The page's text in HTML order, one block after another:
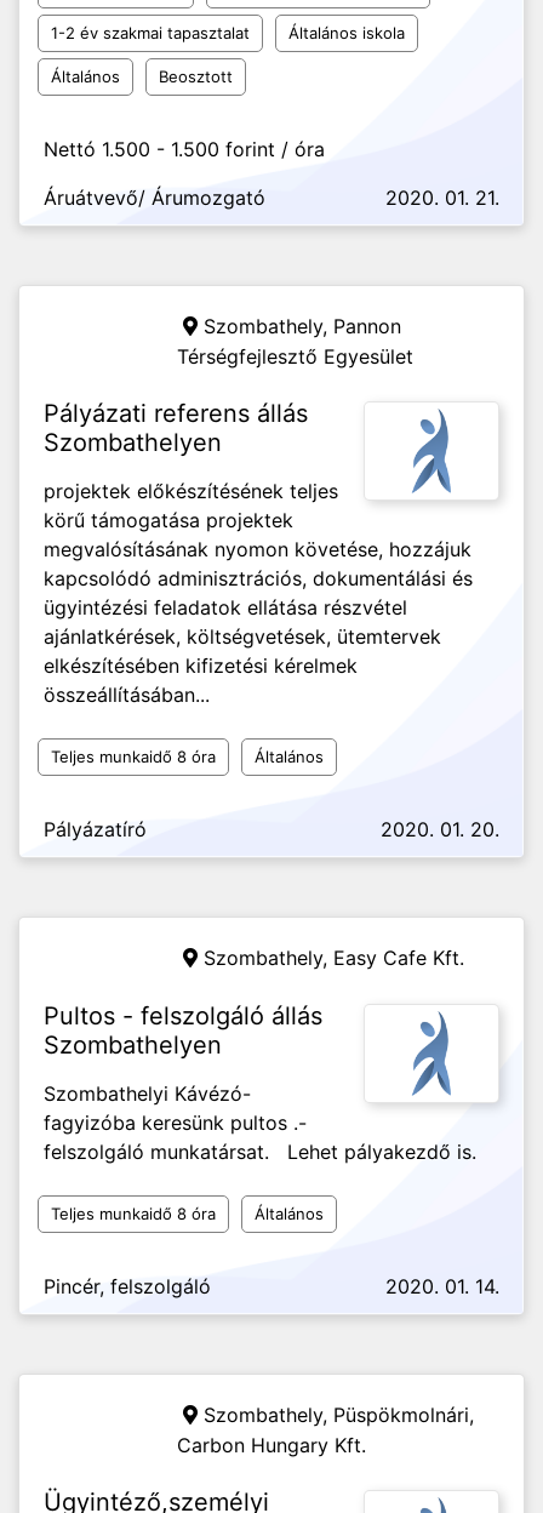
1-2 év szakmai tapasztalat Általános iskola
Általános Beosztott
Nettó 1.500 - 1.500 forint / óra
Áruátvevő/ Árumozgató
2020. 01. 21.
Szombathely, Pannon
Térségfejlesztő Egyesület
Pályázati referens állás
Szombathelyen
projektek előkészítésének teljes
körű támogatása projektek
megvalósításának nyomon követése, hozzájuk
kapcsolódó adminisztrációs, dokumentálási és
ügyintézési feladatok ellátása részvétel
ajánlatkérések, költségvetések, ütemtervek
elkészítésében kifizetési kérelmek
összeállításában...
Teljes munkaidő 8 óra Általános
Pályázatíró 2020. 01. 20.
Szombathely, Easy Cafe Kft.
Pultos - felszolgáló állás
Szombathelyen
Szombathelyi Kávézó-
fagyizóba keresünk pultos .-
felszolgáló munkatársat. Lehet pályakezdő is.
Teljes munkaidő 8 óra Általános
Pincér, felszolgáló 2020. 01. 14.
Szombathely, Püspökmolnári,
Carbon Hungary Kft.
Ügyintéző,személyi